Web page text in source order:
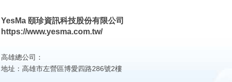
YesMa 頤珍資訊科技股份有限公司
https://www.yesma.com.tw/
高雄總公司：
地址：高雄市左營區博愛四路286號2樓